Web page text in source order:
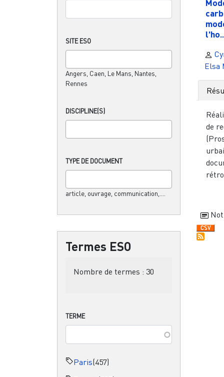
SITE ESO
Angers, Caen, Le Mans, Nantes,
Rennes
DISCIPLINE(S)
TYPE DE DOCUMENT
article, ouvrage, communication,....
Termes ESO
Nombre de termes : 30
TERME
Paris(457)
Elsa
de